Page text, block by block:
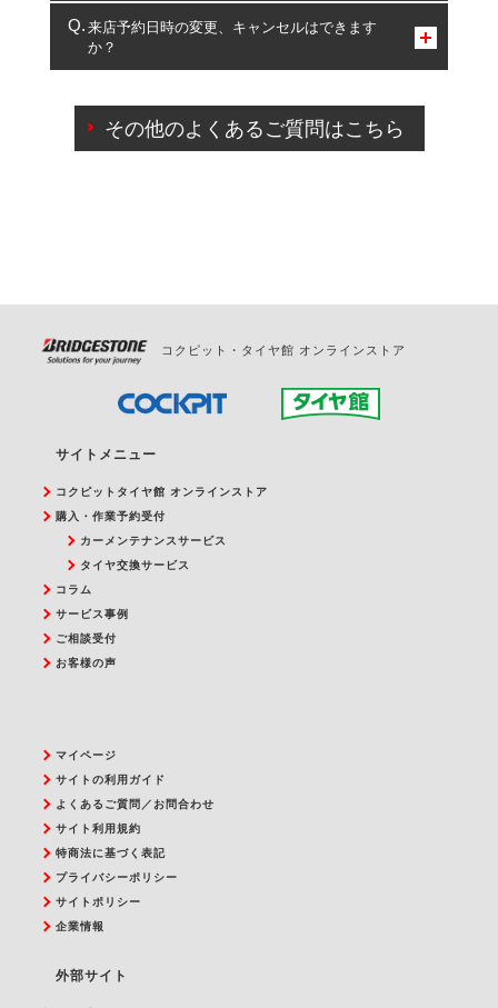
複数サービスのご予約は可能です。
一部の商品・サービスの組み合わせに限り、同時にご予約が
出来ないものもございます。
来店予約日時の変更、キャンセルはできます
か？
ご来店予約日の3営業日前を過ぎている場合のご予約
の日時変更につきましては、直接ご予約の店舗まで
その他のよくあるご質問はこちら
コクピット・タイヤ館 オンラインストア
サイトメニュー
コクピットタイヤ館 オンラインストア
購入・作業予約受付
カーメンテナンスサービス
タイヤ交換サービス
コラム
サービス事例
ご相談受付
お客様の声
マイページ
サイトの利用ガイド
よくあるご質問／お問合わせ
サイト利用規約
特商法に基づく表記
プライバシーポリシー
サイトポリシー
企業情報
外部サイト